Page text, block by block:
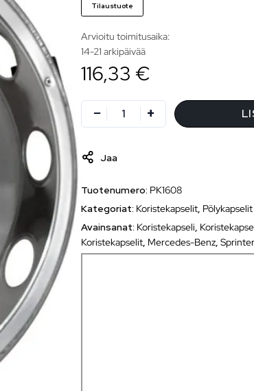
Tilaustuote
Arvioitu toimitusaika:
14-21 arkipäivää
116,33 €
Jaa
Tuotenumero: PK1608
Kategoriat: Koristekapselit
Avainsanat: Koristekapseli
Koristekapselit Mercedes-Benz ,Sprinter